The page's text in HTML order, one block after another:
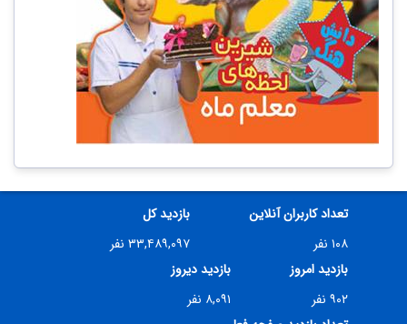
تعداد کاربران آنلاین
۱۰۸ نفر
بازدید کل
۳۳,۴۸۹,۰۹۷ نفر
بازدید امروز
۹۰۲ نفر
بازدید دیروز
۸,۰۹۱ نفر